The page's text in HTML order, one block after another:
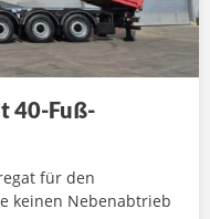
40-Fuß-
für den
keinen Nebenabtrieb